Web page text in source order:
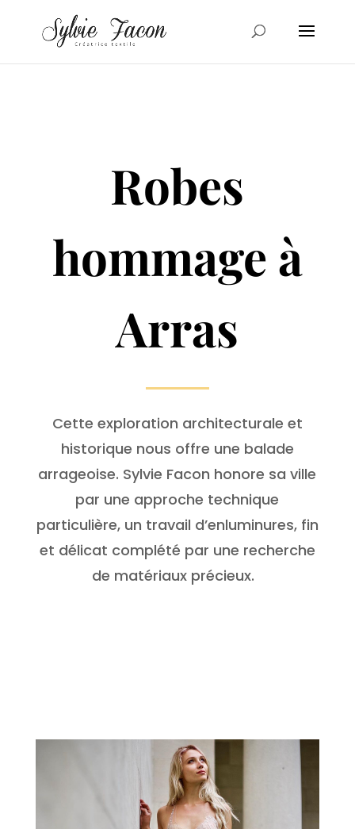
Robes
hommage à
Arras
Cette exploration architecturale et
historique nous offre une balade
arrageoise. Sylvie Facon honore sa ville
par une approche technique
particulière, un travail d’enluminures, fin
et délicat complété par une recherche
de matériaux précieux.